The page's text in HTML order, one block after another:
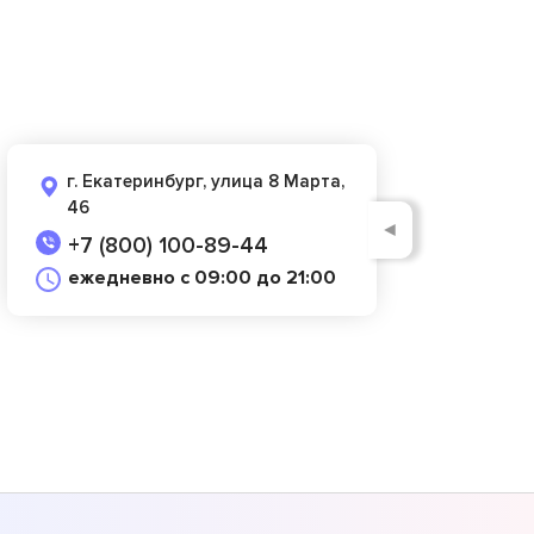
г. Екатеринбург, улица 8 Марта,
46
+7 (800) 100-89-44
ежедневно с 09:00 до 21:00
◄